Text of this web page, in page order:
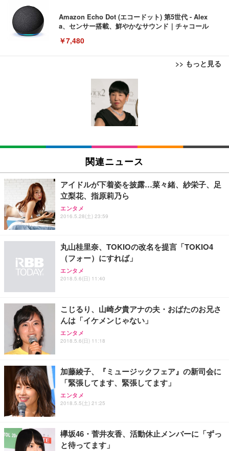
Amazon Echo Dot (エコードット) 第5世代 - Alex
a、センサー搭載、鮮やかなサウンド｜チャコール
￥7,480
>> もっと見る
[EdoErgo] オフィスチェア 椅子 テレワーク 疲れな
い 跳ね上げ式アームレスト コンパクト 約105度ロッ
キング pc 事務椅子 360度回転 座面昇降 強化ナイロ
ン樹脂ベース 通気性メッシュ 在宅ワーク H-WY01
(黒網+黒枠+黒足)
SIHOO B100 オフィスチェア／デスクチェア メッシ
ュチェア 人間工学 疲れない ブラック
￥27,999
Sezlife オフィスチェア デスクチェア 疲れない テレ
ワーク チェア 強化バックレスト 30度ロッキング機
能 人間工学 椅子 腰サポート 90度跳ね上げ式アーム
ョン PCチェア 通気性メッシュ ゲーミング/勉強/事
務用 おしゃれ パソコンチェア (ブラック)
Sezlife オフィスチェア デスクチェア 疲れない テレ
ワーク チェア 強化バックレスト 30度ロッキング機
能 人間工学 椅子 腰サポート 90度跳ね上げ式アーム
務用 おしゃれ パソコンチェア (ホワイト)
ANDWINT オフィスチェア デスクチェア 肘なし メ
ッシュ 通気性 ランバーサポート付き 腰サポート ガ
ス圧無段階昇降 360度回転 キャスター付き コンパク
EIZO ビジネス向けプレミアムモニター | FlexScan
EV3240X-WT | 31.5型4K UHD・USB Type-C・ホワ
EIZO ビジネス向けプレミアムモニター | FlexScan
￥109,572
【純正品】27"ゲーミングモニター DualSense 充電
フック付き（CFI-ZDM1J）
【整備済み品】Dell E2724HS 27インチ 液晶モニタ
ー フルHD（1920×1080）VA 非光沢 HDMI/DisplayP
ort/VGA スピーカー内蔵 高さ調整 スイベル VESA対
【MiniLED/24.5inch/280Hz/FHD】GRAPHT THE S
HOOTER Gaming Monitor 24” Essential ゲーミン
グモニター QD 24.5インチ 1ms FHD 量子ドット 残
Amazonベーシック ペットシーツ 薄型 レギュラー 1
回使い捨て 無香料 ホワイト 300枚
Amazonベーシック ペットシーツ 厚型 ワイド 42枚
x2袋(84枚) ホワイト(吸収面:ライトブルー)
￥3,234
ネオ・ルーライフ ネオ・オムツ L 中型犬用 26枚入
り 単品
Smart Basic(スマートベーシック) 【Amazon.co.jp
限定】 Smart Basic アイリスオーヤマ ペットシーツ
超厚型 お徳用 ワイド 100枚入 (x 1) (ケース販売)
アイリスオーヤマ ペットシーツ 超厚型 お徳用 レギ
ュラー 200枚入【Amazon.co.jp限定】
関連ニュース
アイドルが下着姿を披露…菜々緒、紗栄子、足
立梨花、指原莉乃ら
エンタメ
2016.5.28(土) 23:59
丸山桂里奈、TOKIOの改名を提言「TOKIO4
（フォー）にすれば」
エンタメ
2018.5.6(日) 11:40
こじるり、山崎夕貴アナの夫・おばたのお兄さ
んは「イケメンじゃない」
エンタメ
2018.5.6(日) 11:18
加藤綾子、『ミュージックフェア』の新司会に
「緊張してます、緊張してます」
エンタメ
2018.5.5(土) 21:25
欅坂46・菅井友香、活動休止メンバーに「ずっ
と待ってます」